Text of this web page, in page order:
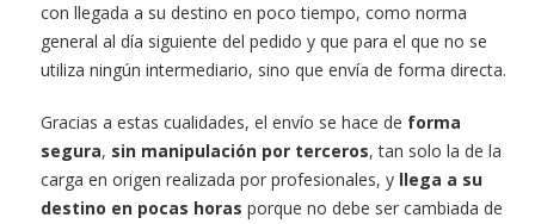
con llegada a su destino en poco tiempo, como norma
general al día siguiente del pedido y que para el que no se
utiliza ningún intermediario, sino que envía de forma directa.
Gracias a estas cualidades, el envío se hace de forma
segura, sin manipulación por terceros, tan solo la de la
carga en origen realizada por profesionales, y llega a su
destino en pocas horas porque no debe ser cambiada de